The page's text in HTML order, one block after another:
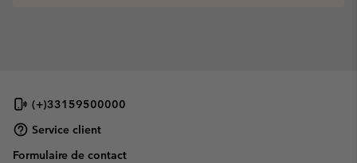
(+)33159500000
Service client
Formulaire de contact